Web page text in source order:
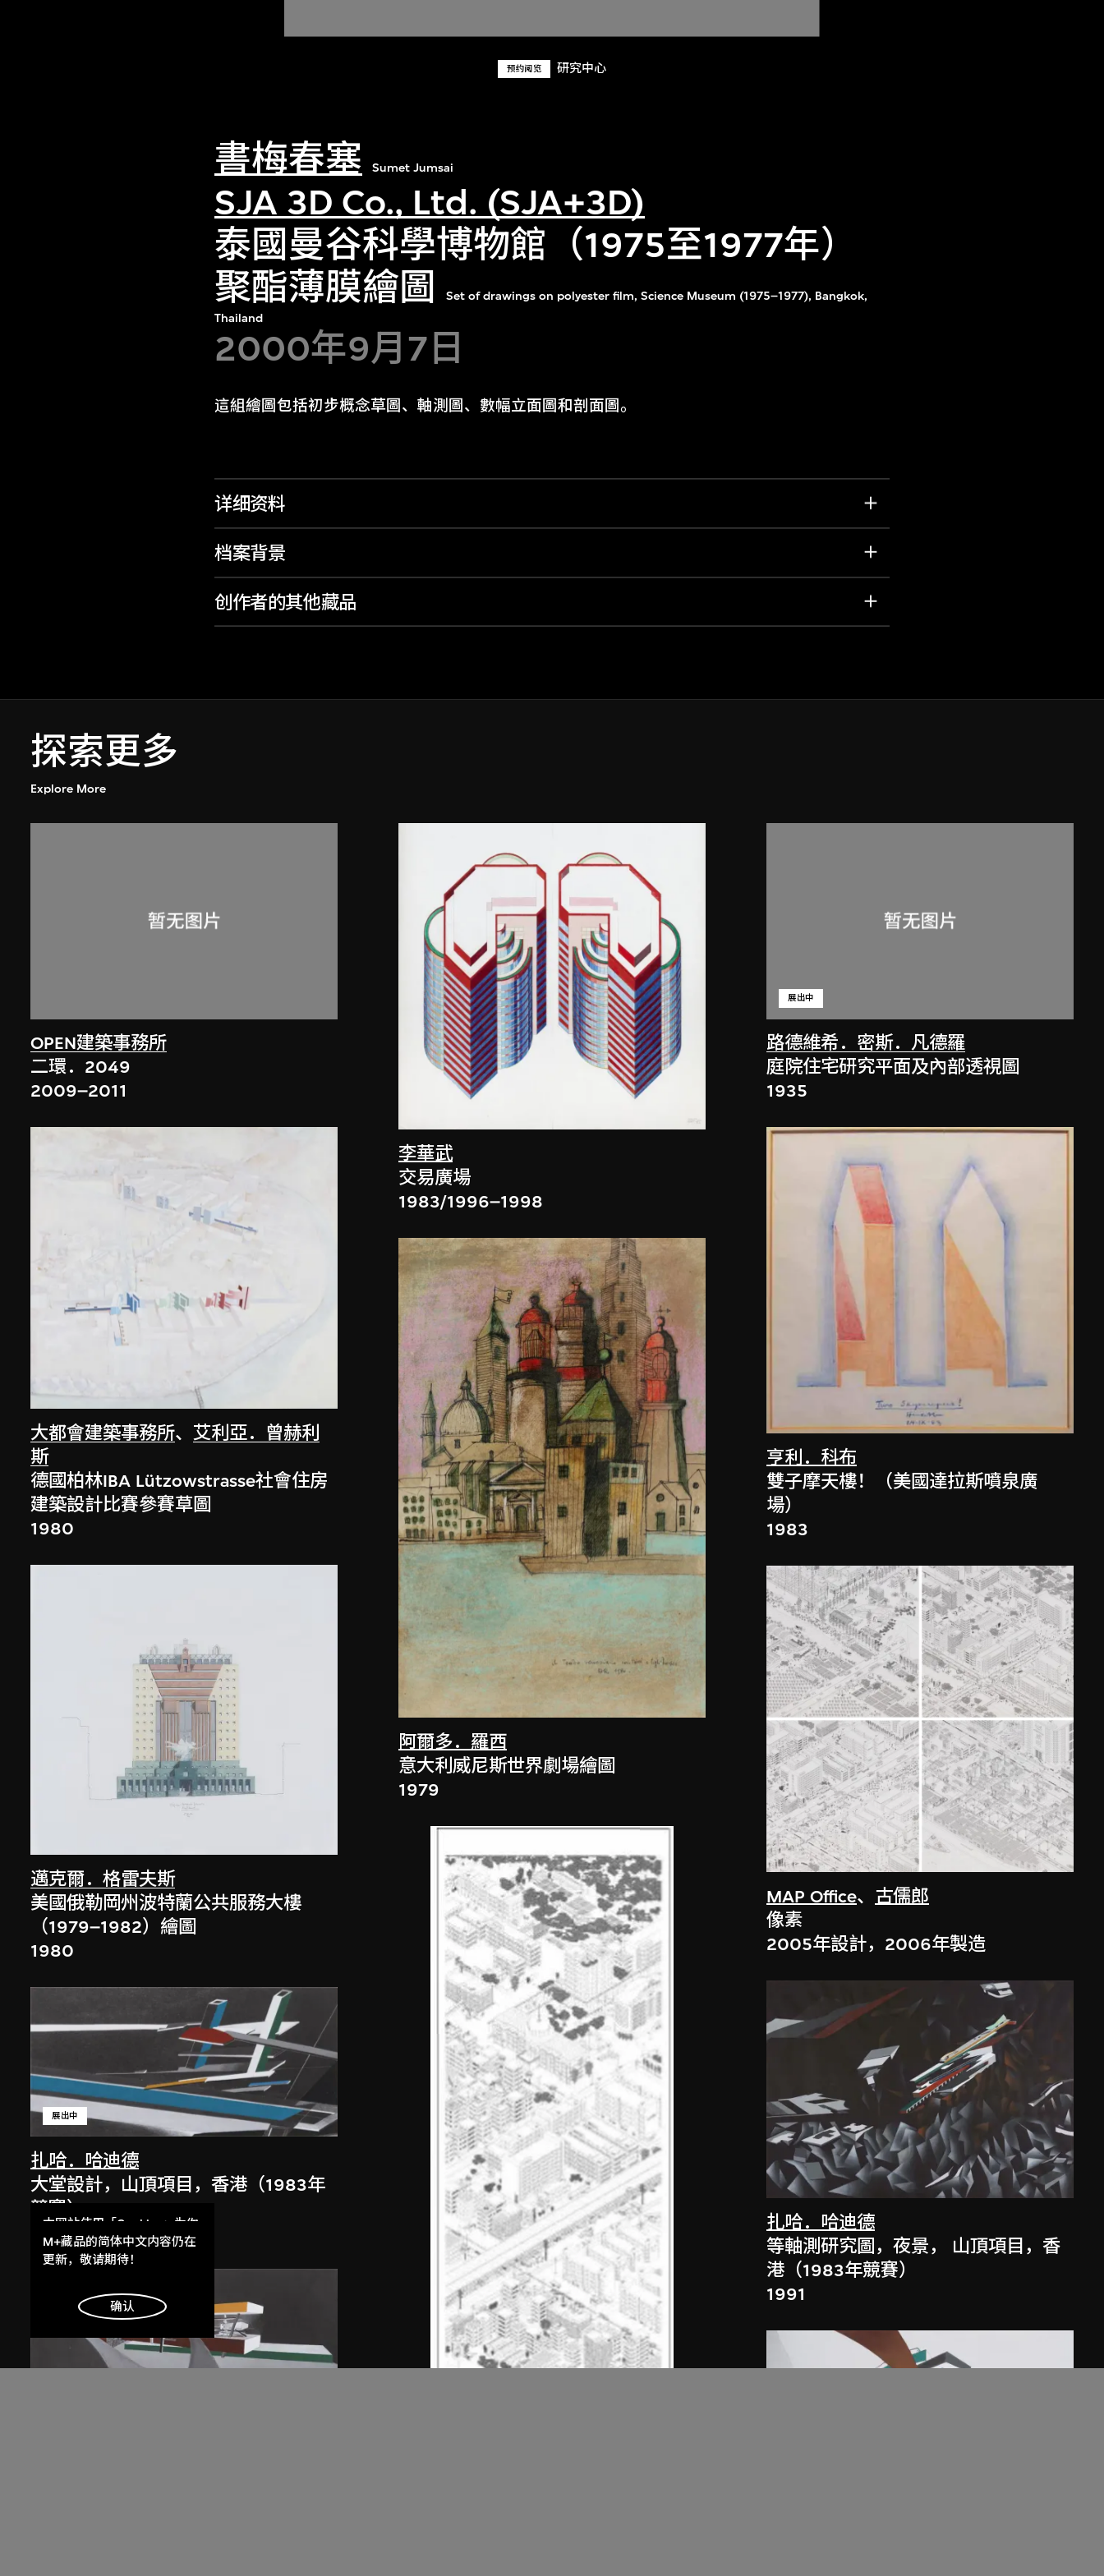
预约阅览 研究中心
書梅春塞 Sumet Jumsai
SJA 3D Co., Ltd. (SJA+3D)
泰國曼谷科學博物館（1975至1977年）
聚酯薄膜繪圖
Set of drawings on polyester film, Science Museum (1975–1977), Bangkok,
Thailand
2000年9月7日
這組繪圖包括初步概念草圖、軸測圖、數幅立面圖和剖面圖。
详细资料
档案背景
创作者的其他藏品
探索更多
Explore More
OPEN建築事務所
二環．2049
2009–2011
大都會建築事務所、艾利亞．曾赫利
斯
德國柏林IBA Lützowstrasse社會住房
建築設計比賽參賽草圖
1980
邁克爾．格雷夫斯
美國俄勒岡州波特蘭公共服務大樓
（1979–1982）繪圖
1980
扎哈．哈迪德
展出中
大堂設計，山頂項目，香港（1983年
競賽）
1983/2012
李華武
交易廣場
1983/1996–1998
阿爾多．羅西
意大利威尼斯世界劇場繪圖
1979
路德維希．密斯．凡德羅
展出中
庭院住宅研究平面及內部透視圖
1935
亨利．科布
雙子摩天樓！（美國達拉斯噴泉廣
場）
1983
MAP Office、 古儒郎
像素
2005年設計，2006年製造
扎哈．哈迪德
等軸測研究圖，夜景， 山頂項目，香
港（1983年競賽）
1991
本网站使用「Cookies」为你
提供最好的网站体验。
了解更多
明白
M+藏品的简体中文内容仍在
更新，敬请期待！
确认